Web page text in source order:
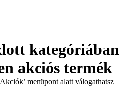
kategóriában
akciós termék
menüpont alatt válogathatsz